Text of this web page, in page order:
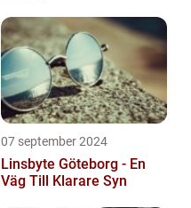
07 september 2024
Linsbyte Göteborg - En
Väg Till Klarare Syn